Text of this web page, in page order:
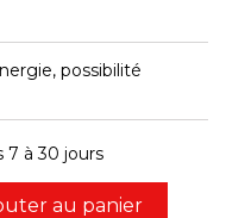
possibilité
7 à 30 jours
au panier